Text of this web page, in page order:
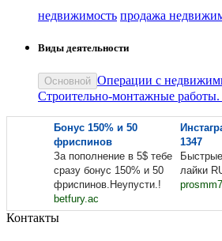
недвижимость продажа
Виды деятельности
Основной Операции с
Строительно-монтажные
Бонус 150% и 50
фриспинов
За пополнение в 5$ тебе
сразу бонус 150% и 50
фриспинов.Неупусти.!
betfury.ac
1347
лайки
Контакты